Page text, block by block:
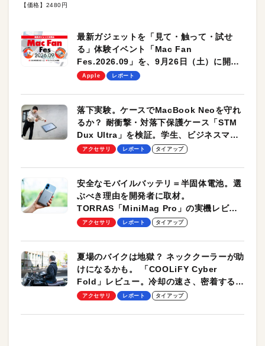
【価格】2480円
最新ガジェットを「見て・触って・試せ
る」体験イベント「Mac Fan
Fes.2026.09」を、9月26日（土）に開催
します！
Apple レポート
落下実験。ケースでMacBook Neoを守れ
るか？ 耐衝撃・対落下保護ケース「STM
Dux Ultra」を検証。学生、ビジネスマン
のモバイルユースに最適！
アクセサリ レポート タイアップ
安全なモバイルバッテリ＝半固体電池。選
ぶべき理由を開発者に取材。
TORRAS「MiniMag Pro」の実機レビュ
ーも
アクセサリ レポート タイアップ
夏場のバイクは地獄？ ネッククーラーが助
けになるかも。 「COOLiFY Cyber
Fold」レビュー。冷却の速さ、密着する冷
却プレート、シンプルな操作性がグッド！
アクセサリ レポート タイアップ